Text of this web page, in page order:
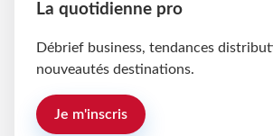
La quotidienne pro
Débrief business, tendances
nouveautés destinations.
Je m'inscris